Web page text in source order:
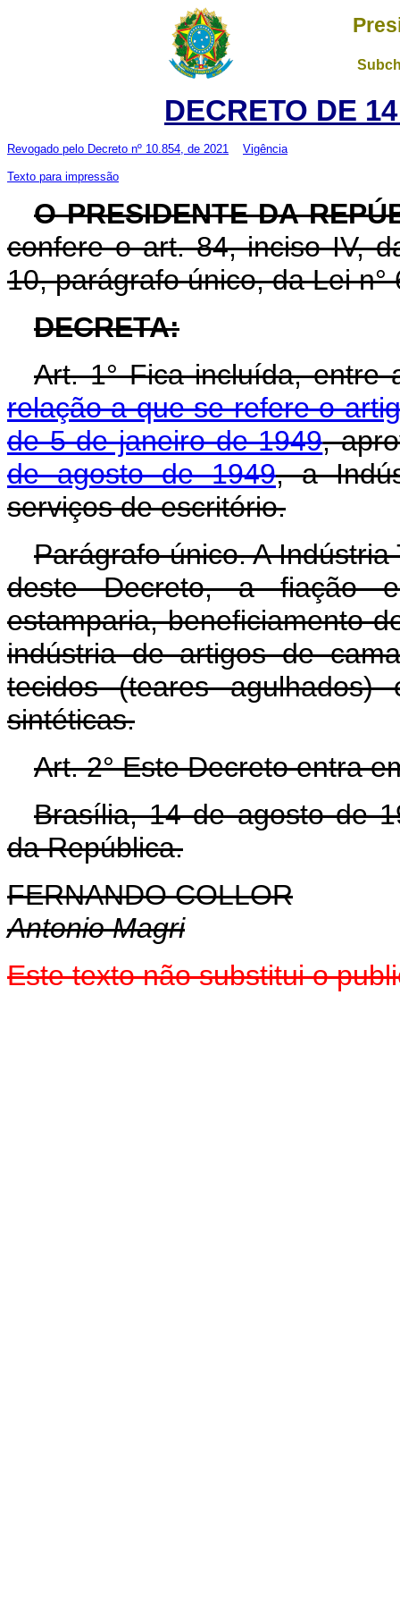
DECRETO DE
Revogado pelo Decreto nº 10.854, de 2021 Vigência
Texto para impressão
O PRESIDENTE DA
confere o art. 84, inciso IV,
10, parágrafo único, da Lei
DECRETA:
Art. 1° Fica incluída,
relação a que se refere o
de 5 de janeiro de 1949,
de agosto de 1949, a
serviços de escritório.
Parágrafo único. A
deste Decreto, a fiação
estamparia, beneficiamento
indústria de artigos de
tecidos (teares
sintéticas.
Art. 2° Este Decreto entra
Brasília, 14 de agosto de
da República.
FERNANDO COLLOR
Antonio Magri
Este texto não substitui o